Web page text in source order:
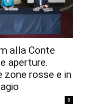
alla Conte
aperture.
zone rosse e in
0